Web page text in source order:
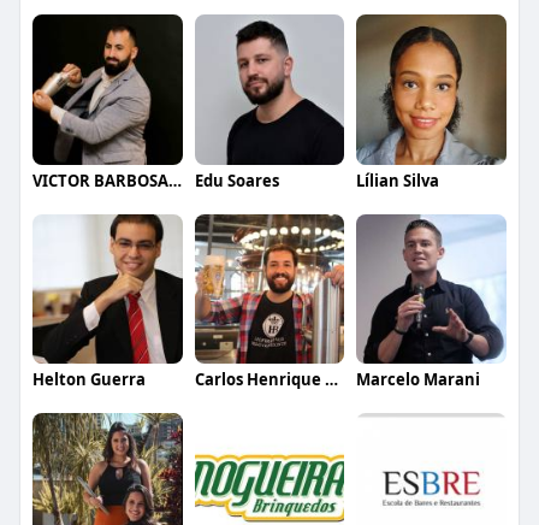
VICTOR BARBOSA QUARANTA Edu Soares Lílian Silva
Helton Guerra Carlos Henrique de Faria Vasconcelos Marcelo Marani